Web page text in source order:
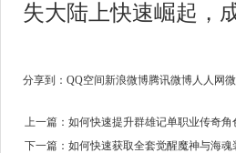
失大陆上快速崛起，
分享到： QQ空间新浪微博腾讯微博人人网
上一篇：如何快速提升群雄记单职业传奇角
下一篇：如何快速获取全套觉醒魔神与海魂